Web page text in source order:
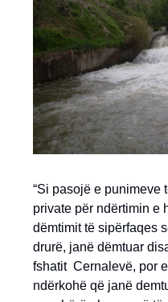
“Si pasojë e punimeve
private për ndërtimin e
dëmtimit të sipërfaqes
drurë, janë dëmtuar
fshatit Cernalevë, por
ndërkohë që janë